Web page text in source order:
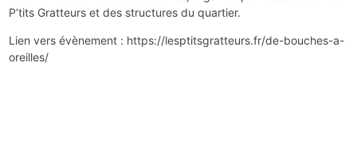
P’tits Gratteurs et des structures du quartier.
Lien vers évènement : https://lesptitsgratteurs.fr/de-bouches-a-
oreilles/